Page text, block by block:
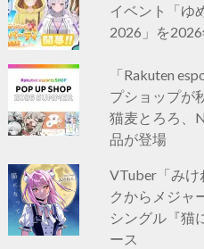
イベント「ゆ
2026」を
「Rakuten
プショップが
猫麦とろろ、
品が登場
VTuber「みけ
クからメジ
シングル『猫
ース